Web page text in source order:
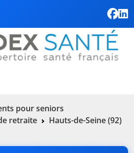
pour seniors
retraite
Hauts-de-Seine (92)